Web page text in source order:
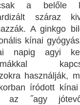
a belőle
száraz
A ginkgo
kínai
napig agyi
használják,
íródott
az ˝agy